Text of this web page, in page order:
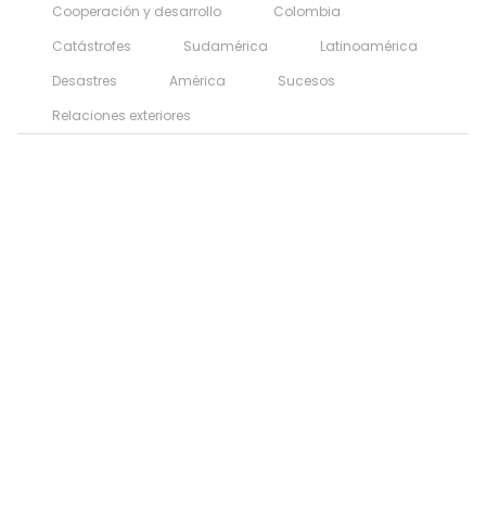
Cooperación y desarrollo
Colombia
Catástrofes
Sudamérica
Latinoamérica
Desastres
América
Sucesos
Relaciones exteriores